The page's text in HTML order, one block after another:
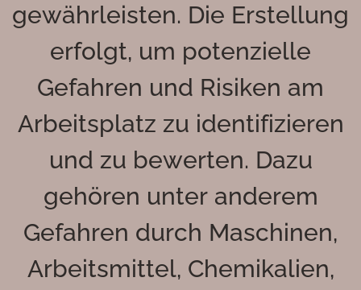
gewährleisten. Die Erstellung
erfolgt, um potenzielle
Gefahren und Risiken am
Arbeitsplatz zu identifizieren
und zu bewerten. Dazu
gehören unter anderem
Gefahren durch Maschinen,
Arbeitsmittel, Chemikalien,